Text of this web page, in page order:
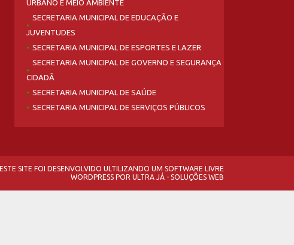
URBANO E MEIO AMBIENTE
SECRETARIA MUNICIPAL DE EDUCAÇÃO E
JUVENTUDES
SECRETARIA MUNICIPAL DE ESPORTES E LAZER
SECRETARIA MUNICIPAL DE GOVERNO E SEGURANÇA
CIDADÃ
SECRETARIA MUNICIPAL DE SAÚDE
SECRETARIA MUNICIPAL DE SERVIÇOS PÚBLICOS
ESTE SITE FOI DESENVOLVIDO ULTILIZANDO UM SOFTWARE LIVRE
WORDPRESS POR ULTRA JÁ - SOLUÇÕES WEB